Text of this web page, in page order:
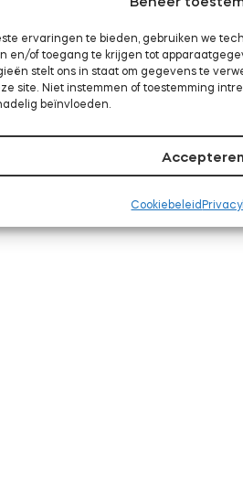
ervaringen te bieden, gebruiken we
en/of toegang te krijgen tot
stelt ons in staat om gegevens te
site. Niet instemmen of toestemming
beïnvloeden.
Accepteren
Cookiebeleid